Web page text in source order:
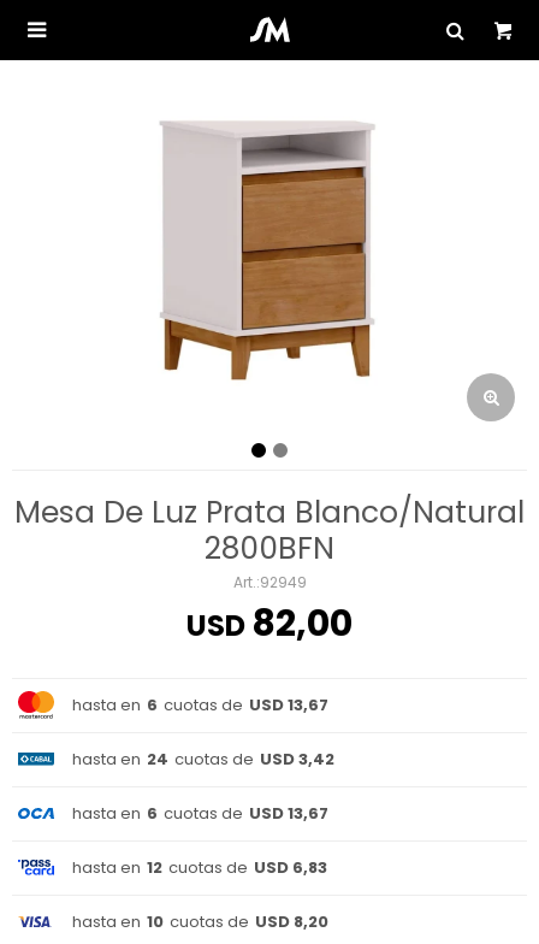

Mesa De Luz Prata Blanco/Natural
2800BFN
92949
USD 82,00
hasta en 6 cuotas de USD 13,67
hasta en 24 cuotas de USD 3,42
hasta en 6 cuotas de USD 13,67
hasta en 12 cuotas de USD 6,83
hasta en 10 cuotas de USD 8,20